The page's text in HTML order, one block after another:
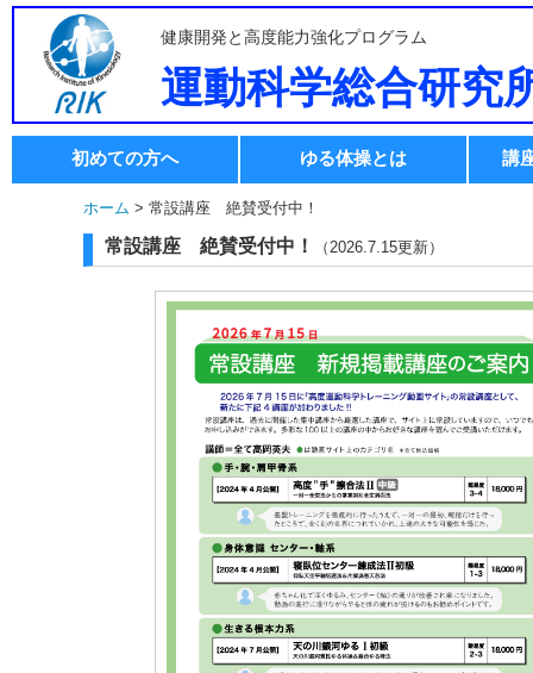
健康開発と高度能力強化プログラム
運動科学総合研究
初めての方へ ゆる体操とは 講
ホーム > 常設講座 絶賛受付中！
常設講座 絶賛受付中！ （2026.7.15更新）